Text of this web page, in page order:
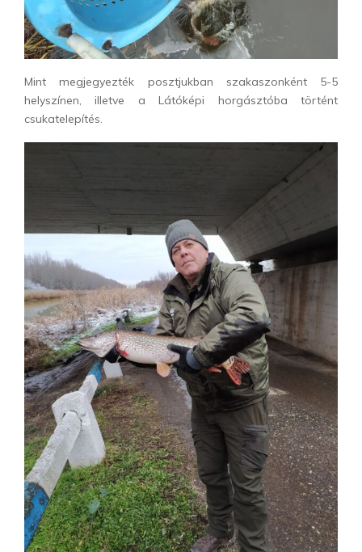
Mint megjegyezték posztjukban szakaszonként 5-5
helyszínen, illetve a Látóképi horgásztóba történt
csukatelepítés.